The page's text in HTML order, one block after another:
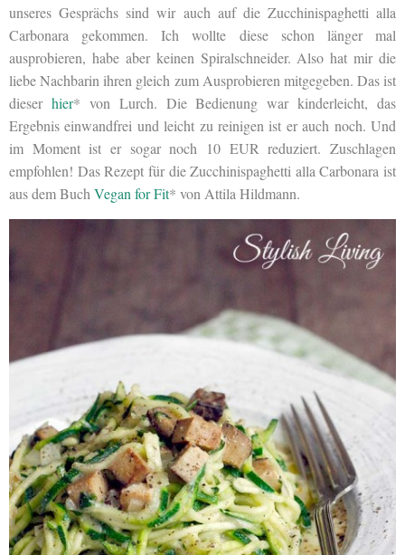
unseres Gesprächs sind wir auch auf die Zucchinispaghetti alla
Carbonara gekommen. Ich wollte diese schon länger mal
ausprobieren, habe aber keinen Spiralschneider. Also hat mir die
liebe Nachbarin ihren gleich zum Ausprobieren mitgegeben. Das ist
dieser hier* von Lurch. Die Bedienung war kinderleicht, das
Ergebnis einwandfrei und leicht zu reinigen ist er auch noch. Und
im Moment ist er sogar noch 10 EUR reduziert. Zuschlagen
empfohlen! Das Rezept für die Zucchinispaghetti alla Carbonara ist
aus dem Buch Vegan for Fit* von Attila Hildmann.